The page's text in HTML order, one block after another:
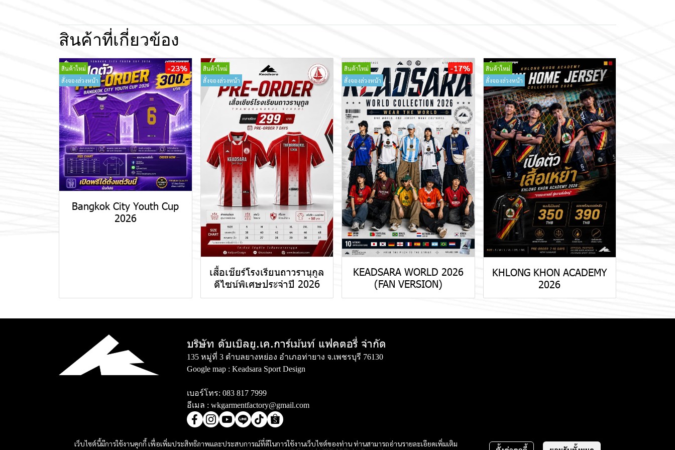
สินค้าที่เกี่ยวข้อง
สินค้าใหม่
สั่งจองล่วงหน้า
-23%
Bangkok City Youth Cup
2026
สินค้าใหม่
สั่งจองล่วงหน้า
เสื้อเชียร์โรงเรียนถาวรานุกูล
ดีไซน์พิเศษประจำปี 2026
สินค้าใหม่
สั่งจองล่วงหน้า
-17%
KEADSARA WORLD 2026
(FAN VERSION)
สินค้าใหม่
สั่งจองล่วงหน้า
KHLONG KHON ACADEMY
2026
เว็บไซต์นี้มีการใช้งานคุกกี้ เพื่อเพิ่มประสิทธิภาพและประสบการณ์ที่ดีในการใช้งานเว็บไซต์ของท่าน ท่านสามารถอ่านรายละเอียดเพิ่มเติม
บริษัท ดับเบิลยู.เค.การ์เม้นท์ แฟคตอรี่ จำกัด
135 หมู่ที่ 3 ตำบลยางหย่อง อำเภอท่ายาง จ.เพชรบุรี 76130
Google map : Keadsara Sport Design
เบอร์โทร: 083 817 7999
อีเมล : wkgarmentfactory@gmail.com